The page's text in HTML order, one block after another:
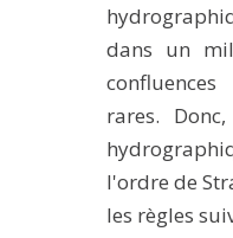
dans un
rares.
l'ordre de
les règles